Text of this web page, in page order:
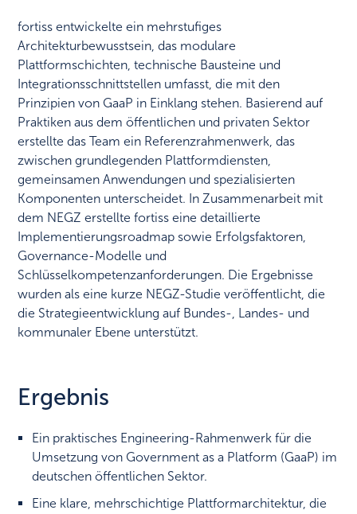
fortiss entwickelte ein mehrstufiges
Architekturbewusstsein, das modulare
Plattformschichten, technische Bausteine und
Integrationsschnittstellen umfasst, die mit den
Prinzipien von GaaP in Einklang stehen. Basierend auf
Praktiken aus dem öffentlichen und privaten Sektor
erstellte das Team ein Referenzrahmenwerk, das
zwischen grundlegenden Plattformdiensten,
gemeinsamen Anwendungen und spezialisierten
Komponenten unterscheidet. In Zusammenarbeit mit
dem NEGZ erstellte fortiss eine detaillierte
Implementierungsroadmap sowie Erfolgsfaktoren,
Governance-Modelle und
Schlüsselkompetenzanforderungen. Die Ergebnisse
wurden als eine kurze NEGZ-Studie veröffentlicht, die
die Strategieentwicklung auf Bundes-, Landes- und
kommunaler Ebene unterstützt.
Ergebnis
Ein praktisches Engineering-Rahmenwerk für die
Umsetzung von Government as a Platform (GaaP) im
deutschen öffentlichen Sektor.
Eine klare, mehrschichtige Plattformarchitektur, die